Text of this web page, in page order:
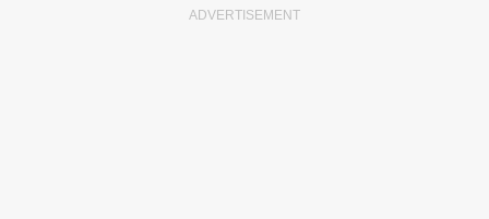
ADVERTISEMENT